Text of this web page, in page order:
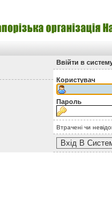
Ввійти в
Користувач
Пароль
Втрачені чи